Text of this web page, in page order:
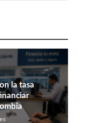
la tasa